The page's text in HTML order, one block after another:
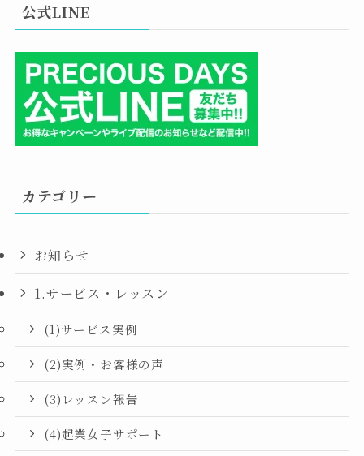
公式LINE
カテゴリー
お知らせ
1.サービス・レッスン
(1)サービス実例
(2)実例・お客様の声
(3)レッスン報告
(4)起業女子サポート